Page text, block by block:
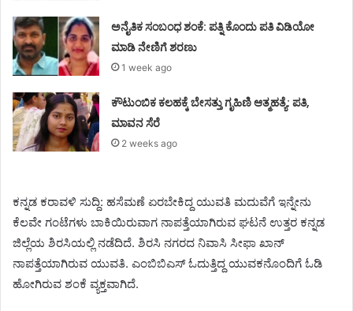
ಅನೈತಿಕ ಸಂಬಂಧ ಶಂಕೆ: ಪತ್ನಿ ಕೊಂದು ಪತಿ ವಿಡಿಯೋ
ಮಾಡಿ ನೇಣಿಗೆ ಶರಣು
1 week ago
ಕೌಟುಂಬಿಕ ಕಲಹಕ್ಕೆ ಬೇಸತ್ತು ಗೃಹಿಣಿ ಆತ್ಮಹತ್ಯೆ: ಪತಿ,
ಮಾವನ ಸೆರೆ
2 weeks ago
ಕನ್ನಡ ಕರಾವಳಿ ಸುದ್ದಿ: ಹಸೆಮಣೆ ಏರಬೇಕಿದ್ದ ಯುವತಿ ಮದುವೆಗೆ ಇನ್ನೇನು
ಕೆಲವೇ ಗಂಟೆಗಳು ಬಾಕಿಯಿರುವಾಗ ನಾಪತ್ತೆಯಾಗಿರುವ ಘಟನೆ ಉತ್ತರ ಕನ್ನಡ
ಜಿಲ್ಲೆಯ ಶಿರಸಿಯಲ್ಲಿ ನಡೆದಿದೆ. ಶಿರಸಿ ನಗರದ ನಿವಾಸಿ ಸೀಫಾ ಖಾನ್
ನಾಪತ್ತೆಯಾಗಿರುವ ಯುವತಿ. ಎಂಬಿಬಿಎಸ್ ಓದುತ್ತಿದ್ದ ಯುವಕನೊಂದಿಗೆ ಓಡಿ
ಹೋಗಿರುವ ಶಂಕೆ ವ್ಯಕ್ತವಾಗಿದೆ.